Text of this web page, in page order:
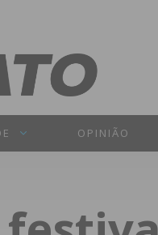
OPINIÃO